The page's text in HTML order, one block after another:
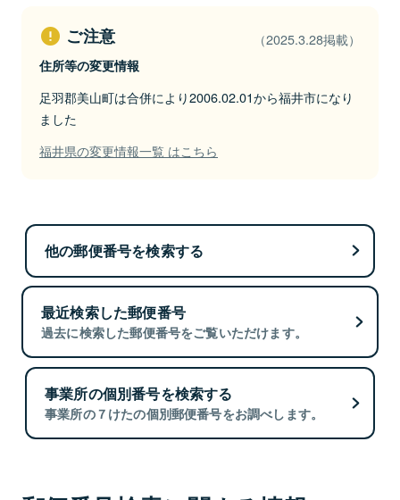
ご注意 （2025.3.28掲載）
住所等の変更情報
足羽郡美山町は合併により2006.02.01から福井市になり
ました
福井県の変更情報一覧 はこちら
他の郵便番号を検索する
最近検索した郵便番号
過去に検索した郵便番号をご覧いただけます。
事業所の個別番号を検索する
事業所の７けたの個別郵便番号をお調べします。